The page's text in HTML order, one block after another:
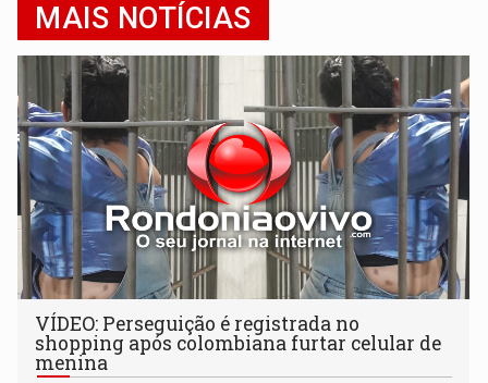
MAIS NOTÍCIAS
VÍDEO: Perseguição é registrada no
shopping após colombiana furtar celular de
menina